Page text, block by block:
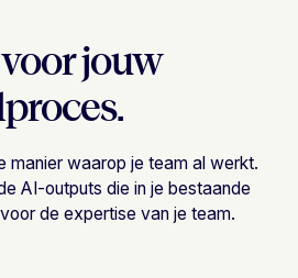
jouw
manier waarop je team al werkt.
AI-outputs die in je bestaande
de expertise van je team.